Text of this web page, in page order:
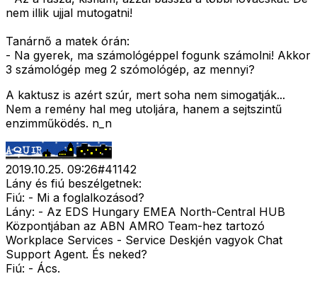
nem illik ujjal mutogatni!
Tanárnő a matek órán:
- Na gyerek, ma számológéppel fogunk számolni! Akkor
3 számológép meg 2 szómológép, az mennyi?
A kaktusz is azért szúr, mert soha nem simogatják...
Nem a remény hal meg utoljára, hanem a sejtszintű
enzimműködés. n_n
2019.10.25. 09:26#41142
Lány és fiú beszélgetnek:
Fiú: - Mi a foglalkozásod?
Lány: - Az EDS Hungary EMEA North-Central HUB
Központjában az ABN AMRO Team-hez tartozó
Workplace Services - Service Deskjén vagyok Chat
Support Agent. És neked?
Fiú: - Ács.